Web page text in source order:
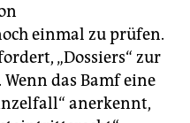
einmal zu prüfen.
„Dossiers“ zur
das Bamf eine
anerkennt,